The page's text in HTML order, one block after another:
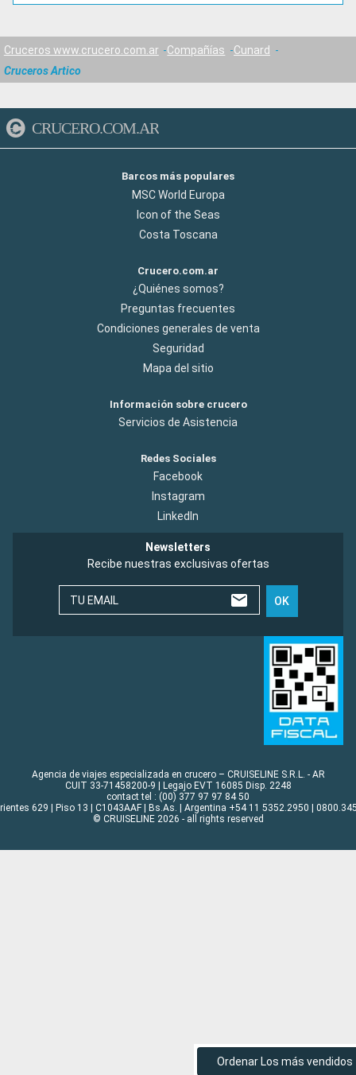
Ordenar Los más vendidos
Cruceros www.crucero.com.ar Compañías
Cunard
Cruceros Artico
CRUCERO.COM.AR
Barcos más populares
MSC World Europa
Icon of the Seas
Costa Toscana
Crucero.com.ar
¿Quiénes somos?
Preguntas frecuentes
Condiciones generales de venta
Seguridad
Mapa del sitio
Información sobre crucero
Servicios de Asistencia
Redes Sociales
Facebook
Instagram
LinkedIn
Newsletters
Recibe nuestras exclusivas ofertas
TU EMAIL OK
Agencia de viajes especializada en crucero – CRUISELINE S.R.L. - AR
CUIT 33-71458200-9 | Legajo EVT 16085 Disp. 2248
contact tel : (00) 377 97 97 84 50
629 | Piso 13 | C1043AAF | Bs.As. | Argentina +54 11 5352.2950 |
© CRUISELINE 2026 - all rights reserved